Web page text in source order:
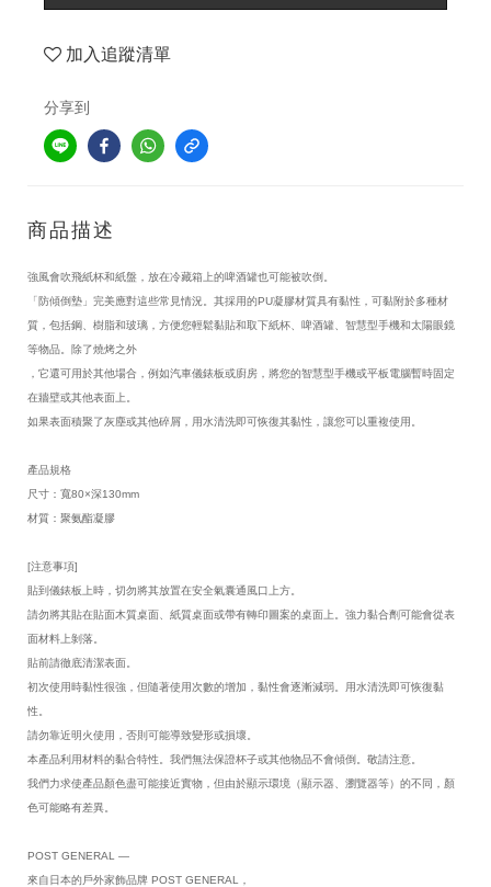
加入追蹤清單
分享到
商品描述
強風會吹飛紙杯和紙盤，放在冷藏箱上的啤酒罐也可能被吹倒。
「防傾倒墊」完美應對這些常見情況。其採用的PU凝膠材質具有黏性，可黏附於多種材
質，包括鋼、樹脂和玻璃，方便您輕鬆黏貼和取下紙杯、啤酒罐、智慧型手機和太陽眼鏡
等物品。除了燒烤之外
，它還可用於其他場合，例如汽車儀錶板或廚房，將您的智慧型手機或平板電腦暫時固定
在牆壁或其他表面上。
如果表面積聚了灰塵或其他碎屑，用水清洗即可恢復其黏性，讓您可以重複使用。
產品規格
尺寸：寬80×深130mm
材質：聚氨酯凝膠
[注意事項]
貼到儀錶板上時，切勿將其放置在安全氣囊通風口上方。
請勿將其貼在貼面木質桌面、紙質桌面或帶有轉印圖案的桌面上。強力黏合劑可能會從表
面材料上剝落。
貼前請徹底清潔表面。
初次使用時黏性很強，但隨著使用次數的增加，黏性會逐漸減弱。用水清洗即可恢復黏
性。
請勿靠近明火使用，否則可能導致變形或損壞。
本產品利用材料的黏合特性。我們無法保證杯子或其他物品不會傾倒。敬請注意。
我們力求使產品顏色盡可能接近實物，但由於顯示環境（顯示器、瀏覽器等）的不同，顏
色可能略有差異。
POST GENERAL —
來自日本的戶外家飾品牌 POST GENERAL，